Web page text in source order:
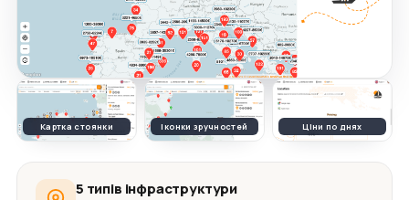
Картка стоянки Іконки зручностей Ціни по днях
5 типів інфраструктури